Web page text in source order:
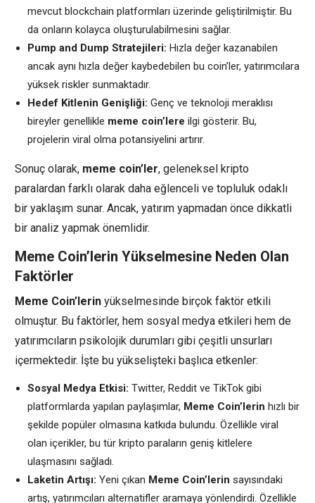
mevcut blockchain platformları üzerinde geliştirilmiştir. Bu
da onların kolayca oluşturulabilmesini sağlar.
Pump and Dump Stratejileri: Hızla değer kazanabilen
ancak aynı hızla değer kaybedebilen bu coin’ler, yatırımcılara
yüksek riskler sunmaktadır.
Hedef Kitlenin Genişliği: Genç ve teknoloji meraklısı
bireyler genellikle meme coin’lere ilgi gösterir. Bu,
projelerin viral olma potansiyelini artırır.
Sonuç olarak, meme coin’ler, geleneksel kripto
paralardan farklı olarak daha eğlenceli ve topluluk odaklı
bir yaklaşım sunar. Ancak, yatırım yapmadan önce dikkatli
bir analiz yapmak önemlidir.
Meme Coin’lerin Yükselmesine Neden Olan
Faktörler
Meme Coin’lerin yükselmesinde birçok faktör etkili
olmuştur. Bu faktörler, hem sosyal medya etkileri hem de
yatırımcıların psikolojik durumları gibi çeşitli unsurları
içermektedir. İşte bu yükselişteki başlıca etkenler:
Sosyal Medya Etkisi: Twitter, Reddit ve TikTok gibi
platformlarda yapılan paylaşımlar, Meme Coin’lerin hızlı bir
şekilde popüler olmasına katkıda bulundu. Özellikle viral
olan içerikler, bu tür kripto paraların geniş kitlelere
ulaşmasını sağladı.
Laketin Artışı: Yeni çıkan Meme Coin’lerin sayısındaki
artış, yatırımcıları alternatifler aramaya yönlendirdi. Özellikle